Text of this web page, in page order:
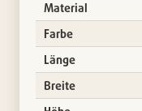
Material
Farbe
Länge
Breite